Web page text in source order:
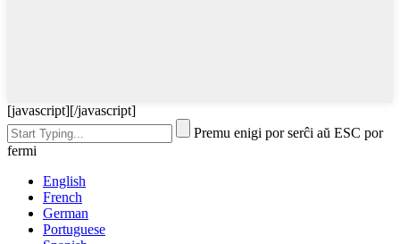
[javascript][/javascript]
Premu enigi por serĉi aŭ ESC por
fermi
English
French
German
Portuguese